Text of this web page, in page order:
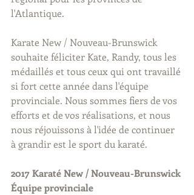
l'Atlantique.
Karate New / Nouveau-Brunswick
souhaite féliciter Kate, Randy, tous les
médaillés et tous ceux qui ont travaillé
si fort cette année dans l'équipe
provinciale. Nous sommes fiers de vos
efforts et de vos réalisations, et nous
nous réjouissons à l'idée de continuer
à grandir est le sport du karaté.
2017 Karaté New / Nouveau-Brunswick
Équipe provinciale